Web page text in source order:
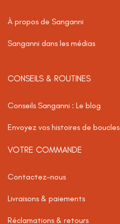
À propos de Sanganni
Sanganni dans les médias
CONSEILS & ROUTINES
Conseils Sanganni : Le blog
Envoyez vos histoires de boucles
VOTRE COMMANDE
Contactez-nous
Livraisons & paiements
Réclamations & retours